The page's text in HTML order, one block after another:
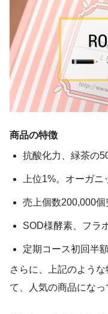
商品の特徴
抗酸化力、緑茶の
上位1%。オーガ
売上個数200,000個
SOD様酵素、フラ
定期コース初回半
さらに、上記のよう
て、人気の商品になっ